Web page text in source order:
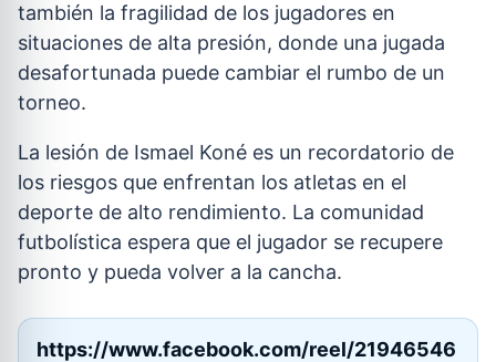
también la fragilidad de los jugadores en
situaciones de alta presión, donde una jugada
desafortunada puede cambiar el rumbo de un
torneo.
La lesión de Ismael Koné es un recordatorio de
los riesgos que enfrentan los atletas en el
deporte de alto rendimiento. La comunidad
futbolística espera que el jugador se recupere
pronto y pueda volver a la cancha.
https://www.facebook.com/reel/21946546